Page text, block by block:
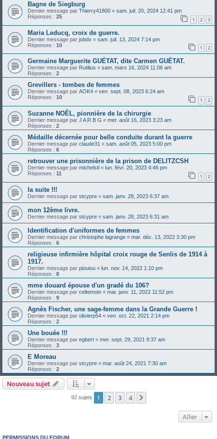
Bagne de Siegburg
Dernier message par Thierry41800 « sam. juil. 20, 2024 12:41 pm
Réponses : 25 1 2 3
Maria Leducq, croix de guerre.
Dernier message par jobdx « sam. juil. 13, 2024 7:14 pm
Réponses : 10 1 2
Germaine Marguerite GUÉTAT, dite Carmen GUÉTAT.
Dernier message par Rutilius « sam. mars 16, 2024 11:06 am
Réponses : 2
Grevillers - tombes de femmes
Dernier message par AOK4 « ven. sept. 08, 2023 6:24 am
Réponses : 10 1 2
Suzanne NOËL, pionnière de la chirurgie
Dernier message par J A R B G « mer. août 16, 2023 3:23 am
Réponses : 2
Médaille décernée pour belle conduite durant la guerre
Dernier message par claude31 « sam. août 05, 2023 5:00 pm
Réponses : 6
retrouver une prisonnière de la prison de DELITZCSH
Dernier message par michelstl « lun. févr. 20, 2023 4:46 pm
Réponses : 11 1 2
la suite !!!
Dernier message par stcypre « sam. janv. 28, 2023 6:37 am
mon 12ème livre.
Dernier message par stcypre « sam. janv. 28, 2023 6:31 am
Identification d'uniformes de femmes
Dernier message par christophe lagrange « mar. déc. 13, 2022 3:30 pm
Réponses : 6
religieuse infirmière hôpital croix rouge de Senlis de 1914 à
1917.
Dernier message par piouiou « lun. nov. 14, 2022 1:10 pm
Réponses : 8
mme douard épouse d'un gradé du 106?
Dernier message par celtemoin « mar. janv. 11, 2022 11:52 pm
Réponses : 9
Agnès Fischer, une sage-femme dans la Grande Guerre !
Dernier message par olivierp54 « ven. oct. 22, 2021 2:14 pm
Réponses : 2
Une bouée !!!
Dernier message par egbert « mer. sept. 29, 2021 9:37 am
Réponses : 3
E Moreau
Dernier message par stcypre « mar. août 24, 2021 7:30 am
Réponses : 2
Nouveau sujet
92 sujets 1 2 3 4
Aller
PERMISSIONS DU FORUM